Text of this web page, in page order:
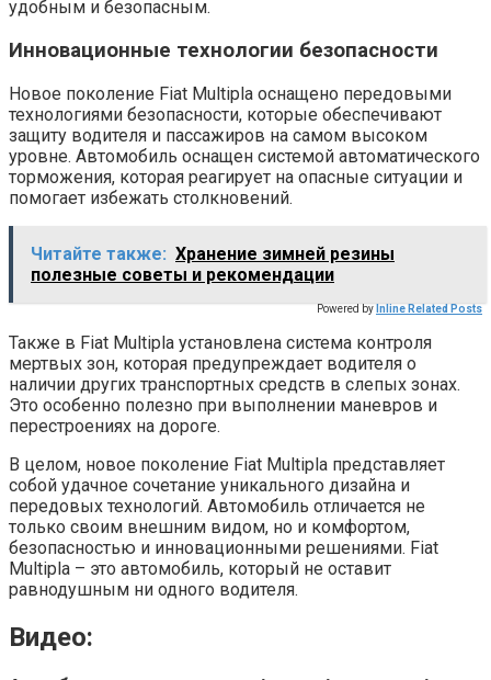
удобным и безопасным.
Инновационные технологии безопасности
Новое поколение Fiat Multipla оснащено передовыми
технологиями безопасности, которые обеспечивают
защиту водителя и пассажиров на самом высоком
уровне. Автомобиль оснащен системой автоматического
торможения, которая реагирует на опасные ситуации и
помогает избежать столкновений.
Читайте также: Хранение зимней резины
полезные советы и рекомендации
Powered by Inline Related Posts
Также в Fiat Multipla установлена система контроля
мертвых зон, которая предупреждает водителя о
наличии других транспортных средств в слепых зонах.
Это особенно полезно при выполнении маневров и
перестроениях на дороге.
В целом, новое поколение Fiat Multipla представляет
собой удачное сочетание уникального дизайна и
передовых технологий. Автомобиль отличается не
только своим внешним видом, но и комфортом,
безопасностью и инновационными решениями. Fiat
Multipla – это автомобиль, который не оставит
равнодушным ни одного водителя.
Видео: